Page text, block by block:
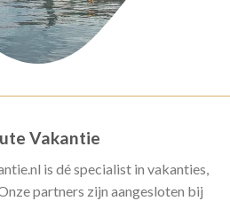
Vakantie
is dé specialist in vakanties,
partners zijn aangesloten bij